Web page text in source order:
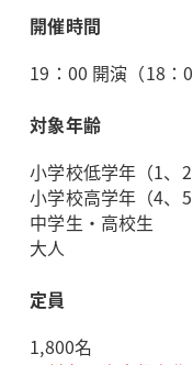
開催時間
19：00 開演（18：
対象年齢
小学校低学年（1、2
小学校高学年（4、5
中学生・高校生
大人
定員
1,800名